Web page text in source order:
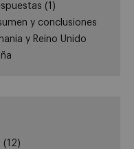
(1)
y conclusiones
y Reino Unido
(12)